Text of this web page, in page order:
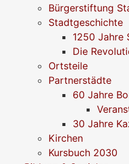
Bürgerstiftung
Stadtgeschichte
1250 Jahre
Die
Ortsteile
Partnerstädte
60 Jahre
30 Jahre
Kirchen
Kursbuch 2030